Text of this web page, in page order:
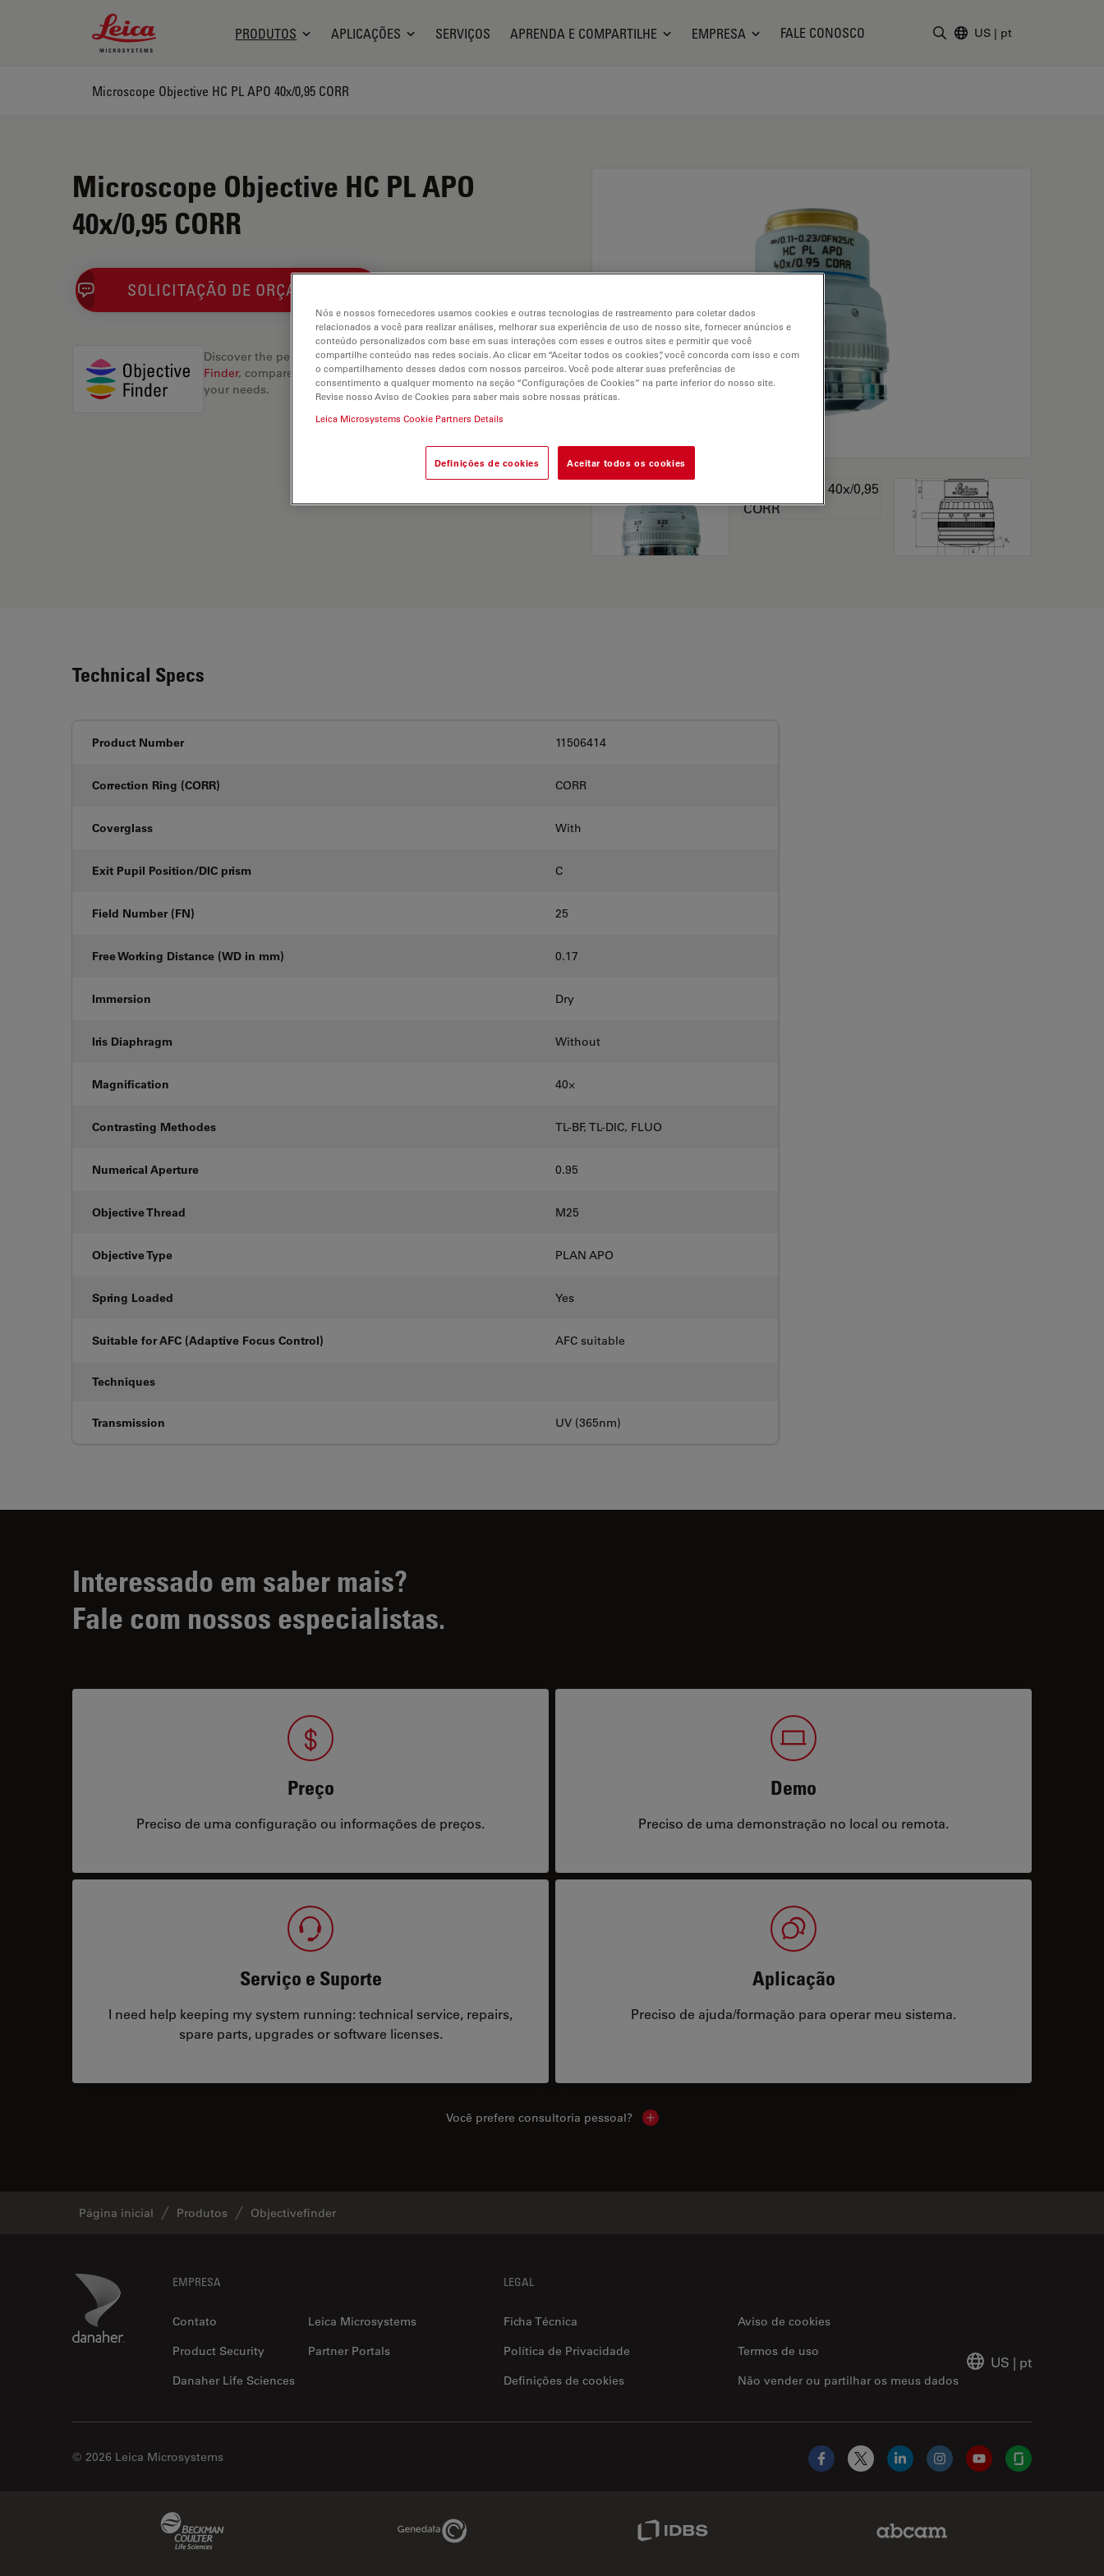
Leica Microsystems Logo
PRODUTOS APLICAÇÕES SERVIÇOS APRENDA E COMPARTILHE EMPRESA FALE CONOSCO US | pt
Microscope Objective HC PL APO 40x/0,95 CORR
Microscope Objective HC PL APO
40x/0,95 CORR
SOLICITAÇÃO DE ORÇAMENTO
Discover the perfect solution. Explore ourObjective
Finder, compare alternatives, and find the best fit for
your needs.
Technical Specs
Product Number 11506414
Correction Ring (CORR) CORR
Coverglass With
Exit Pupil Position/DIC prism C
Field Number (FN) 25
Free Working Distance (WD in mm) 0.17
Immersion Dry
Iris Diaphragm Without
Magnification 40⨉
Contrasting Methodes TL-BF, TL-DIC, FLUO
Numerical Aperture 0.95
Objective Thread M25
Objective Type PLAN APO
Spring Loaded Yes
Suitable for AFC (Adaptive Focus Control) AFC suitable
Techniques
Transmission UV (365nm)
Interessado em saber mais?
Fale com nossos especialistas.
Preço
Preciso de uma configuração ou informações de preços.
Demo
Preciso de uma demonstração no local ou remota.
Serviço e Suporte
I need help keeping my system running: technical service, repairs,
spare parts, upgrades or software licenses.
Aplicação
Preciso de ajuda/formação para operar meu sistema.
Você prefere consultoria pessoal? Show local contacts
Página inicial Produtos Objectivefinder
Danaher Logo EMPRESA
Contato
Leica Microsystems
Product Security
Partner Portals
Danaher Life Sciences
LEGAL
Ficha Técnica
Aviso de cookies
Política de Privacidade
Não vender ou partilhar os meus dados
Termos de uso
Definições de cookies
US | pt
© 2026 Leica Microsystems
Facebook
X LinkedInInstagramYouTubeGlassdoor
Genedata Link IDBS Link
Nós e nossos fornecedores usamos cookies e outras tecnologias de rastreamento para coletar dados
relacionados a você para realizar análises, melhorar sua experiência de uso de nosso site, fornecer anúncios e
conteúdo personalizados com base em suas interações com esses e outros sites e permitir que você
compartilhe conteúdo nas redes sociais. Ao clicar em “Aceitar todos os cookies”, você concorda com isso e com
o compartilhamento desses dados com nossos parceiros. Você pode alterar suas preferências de
consentimento a qualquer momento na seção “Configurações de Cookies” na parte inferior do nosso site.
Revise nosso Aviso de Cookies para saber mais sobre nossas práticas.
Leica Microsystems Cookie Partners Details
Definições de cookies Aceitar todos os cookies